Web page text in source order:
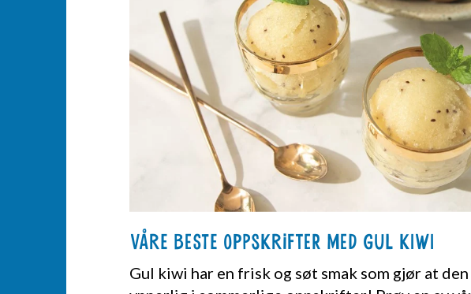
Våre beste oppskrifter med gul kiwi
Gul kiwi har en frisk og søt smak som gjør at den